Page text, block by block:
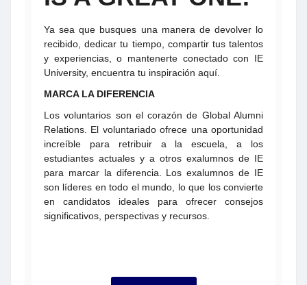
Ya sea que busques una manera de devolver lo
recibido, dedicar tu tiempo, compartir tus talentos
y experiencias, o mantenerte conectado con IE
University, encuentra tu inspiración aquí.
MARCA LA DIFERENCIA
Los voluntarios son el corazón de Global Alumni
Relations. El voluntariado ofrece una oportunidad
increíble para retribuir a la escuela, a los
estudiantes actuales y a otros exalumnos de IE
para marcar la diferencia. Los exalumnos de IE
son líderes en todo el mundo, lo que los convierte
en candidatos ideales para ofrecer consejos
significativos, perspectivas y recursos.